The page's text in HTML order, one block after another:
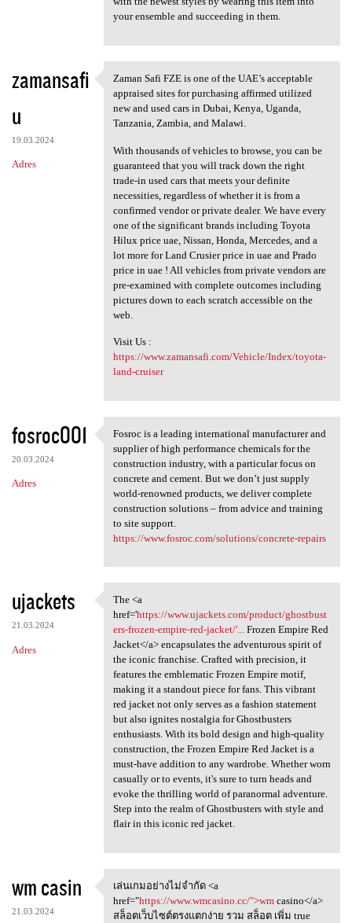
your ensemble and succeeding in them.
zamansafi
u
19.03.2024
Adres
Zaman Safi FZE is one of the
Zaman Safi FZE is one of the UAE’s acceptable
appraised sites for purchasing affirmed utilized
new and used cars in Dubai, Kenya, Uganda,
Tanzania, Zambia, and Malawi.
With thousands of vehicles to browse, you can be
guaranteed that you will track down the right
trade-in used cars that meets your definite
necessities, regardless of whether it is from a
confirmed vendor or private dealer. We have every
one of the significant brands including Toyota
Hilux price uae, Nissan, Honda, Mercedes, and a
lot more for Land Crusier price in uae and Prado
price in uae ! All vehicles from private vendors are
pre-examined with complete outcomes including
pictures down to each scratch accessible on the
web.
Visit Us :
https://www.zamansafi.com/Vehicle/Index/toyota-
land-cruiser
fosroc001
20.03.2024
Adres
Fosroc is a leading
Fosroc is a leading international manufacturer and
supplier of high performance chemicals for the
construction industry, with a particular focus on
concrete and cement. But we don’t just supply
world-renowned products, we deliver complete
construction solutions – from advice and training
to site support.
https://www.fosroc.com/solutions/concrete-repairs
ujackets
21.03.2024
Adres
The <a href='https://www
The <a
href='https://www.ujackets.com/product/ghostbust
ers-frozen-empire-red-jacket/'...Frozen Empire Red
Jacket</a> encapsulates the adventurous spirit of
the iconic franchise. Crafted with precision, it
features the emblematic Frozen Empire motif,
making it a standout piece for fans. This vibrant
red jacket not only serves as a fashion statement
but also ignites nostalgia for Ghostbusters
enthusiasts. With its bold design and high-quality
construction, the Frozen Empire Red Jacket is a
must-have addition to any wardrobe. Whether worn
casually or to events, it's sure to turn heads and
evoke the thrilling world of paranormal adventure.
Step into the realm of Ghostbusters with style and
flair in this iconic red jacket.
wm casin
21.03.2024
เล่นเกมอย่างไม่จำกัด <a href=
เล่นเกมอย่างไม่จำกัด <a
href="https://www.wmcasino.cc/">wmcasino</a>
สล็อตเว็บไซต์ตรงแตกง่าย รวม สล็อต เพิ่ม true